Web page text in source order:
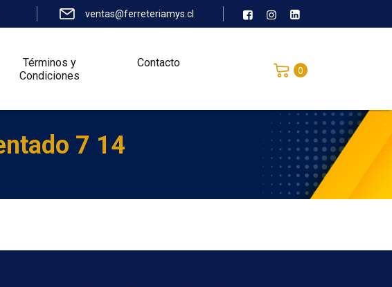
ventas@ferreteriamys.cl
Términos y
Condiciones
Contacto
0
7 14